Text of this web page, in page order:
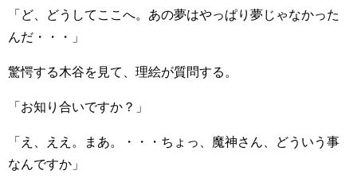
「ど、どうしてここへ。あの夢はやっぱり夢じゃなかった
んだ・・・」
驚愕する木谷を見て、理絵が質問する。
「お知り合いですか？」
「え、ええ。まあ。・・・ちょっ、魔神さん、どういう事
なんですか」